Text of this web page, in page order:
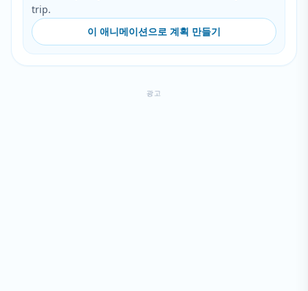
trip.
이 애니메이션으로 계획 만들기
광고